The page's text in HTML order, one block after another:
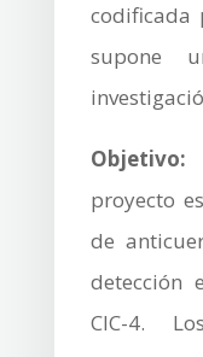
codificada
supone
Objetivo:
proyecto
de
detección
CIC-4.